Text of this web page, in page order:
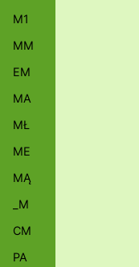
M1
MM
EM
MA
MŁ
ME
MĄ
_M
CM
PA